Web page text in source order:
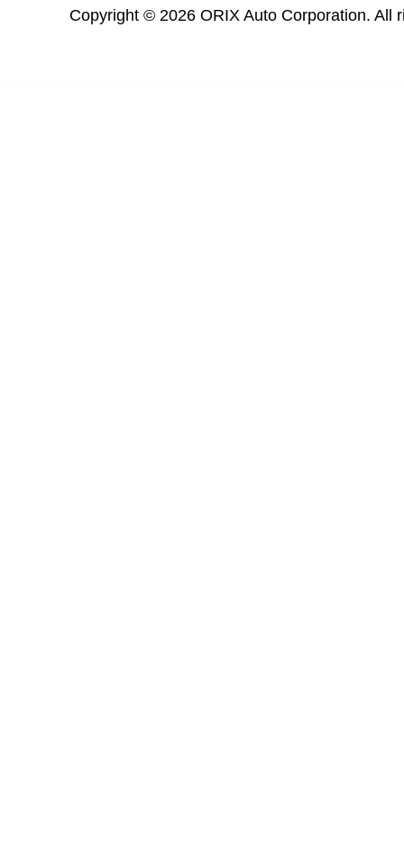
Copyright © 2026 ORIX Auto Corporation. All